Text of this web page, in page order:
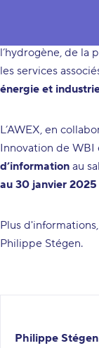
l’hydrogène, de la
les services
énergie et
L’AWEX, en
Innovation de WBI
d’information au
au 30 janvier 2025
Plus
Philippe Stégen.
Philippe Stégen